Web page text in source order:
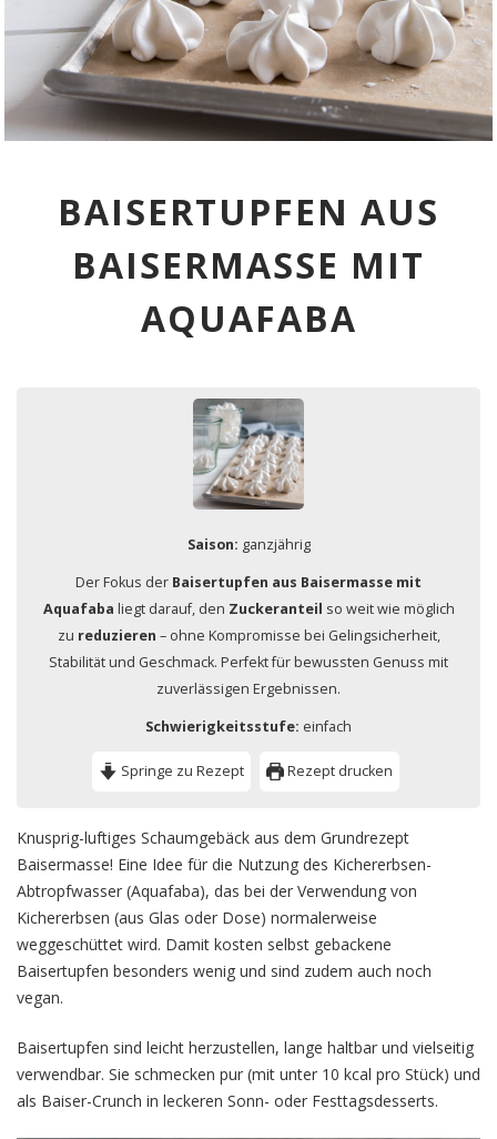
BAISERTUPFEN AUS
BAISERMASSE MIT
AQUAFABA
Saison: ganzjährig
Der Fokus der Baisertupfen aus Baisermasse mit
Aquafaba liegt darauf, den Zuckeranteil so weit wie möglich
zu reduzieren – ohne Kompromisse bei Gelingsicherheit,
Stabilität und Geschmack. Perfekt für bewussten Genuss mit
zuverlässigen Ergebnissen.
Schwierigkeitsstufe: einfach
Springe zu Rezept Rezept drucken
Knusprig-luftiges Schaumgebäck aus dem Grundrezept
Baisermasse! Eine Idee für die Nutzung des Kichererbsen-
Abtropfwasser (Aquafaba), das bei der Verwendung von
Kichererbsen (aus Glas oder Dose) normalerweise
weggeschüttet wird. Damit kosten selbst gebackene
Baisertupfen besonders wenig und sind zudem auch noch
vegan.
Baisertupfen sind leicht herzustellen, lange haltbar und vielseitig
verwendbar. Sie schmecken pur (mit unter 10 kcal pro Stück) und
als Baiser-Crunch in leckeren Sonn- oder Festtagsdesserts.